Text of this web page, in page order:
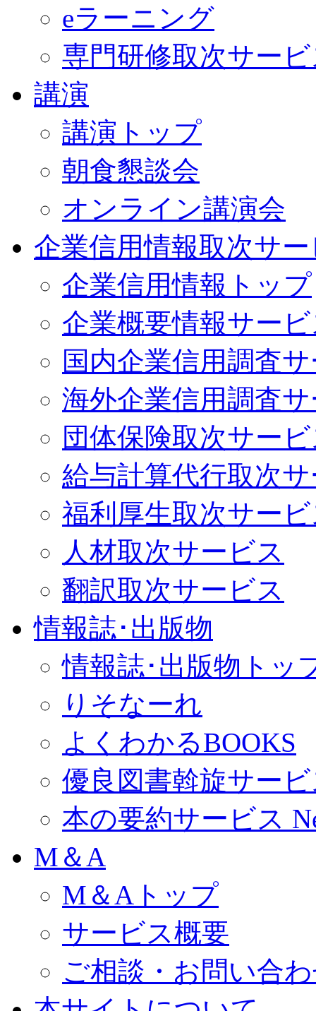
eラーニング
専門研修取次サー
講演
講演トップ
朝食懇談会
オンライン講演会
企業信用情報取次サ
企業信用情報トップ
企業概要情報サー
国内企業信用調査
海外企業信用調査
団体保険取次サー
給与計算代行取次
福利厚生取次サー
人材取次サービス
翻訳取次サービス
情報誌･出版物
情報誌･出版物トッ
りそなーれ
よくわかるBOOKS
優良図書斡旋サー
本の要約サービス
M＆A
M＆Aトップ
サービス概要
ご相談・お問い合